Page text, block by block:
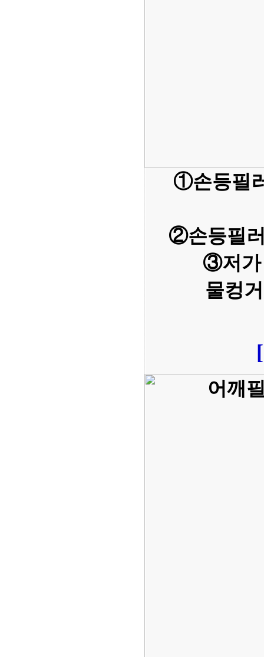
①손등필
②손등필
③저가
물컹